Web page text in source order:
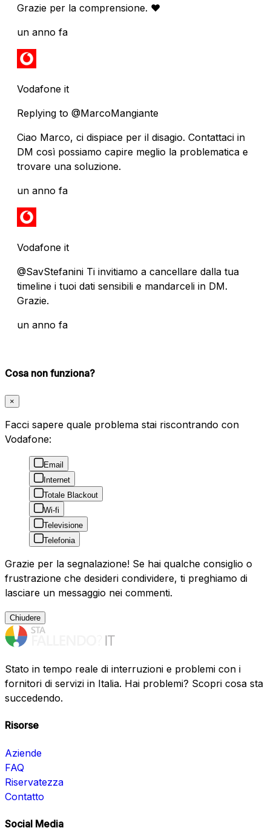
Grazie per la comprensione. ❤️
un anno fa
Vodafone it
Replying to @MarcoMangiante
Ciao Marco, ci dispiace per il disagio. Contattaci in
DM così possiamo capire meglio la problematica e
trovare una soluzione.
un anno fa
Vodafone it
@SavStefanini Ti invitiamo a cancellare dalla tua
timeline i tuoi dati sensibili e mandarceli in DM.
Grazie.
un anno fa
Cosa non funziona?
×
Facci sapere quale problema stai riscontrando con
Vodafone:
Email
Internet
Totale Blackout
Wi-fi
Televisione
Telefonia
Grazie per la segnalazione! Se hai qualche consiglio o
frustrazione che desideri condividere, ti preghiamo di
lasciare un messaggio nei commenti.
Chiudere
Stato in tempo reale di interruzioni e problemi con i
fornitori di servizi in Italia. Hai problemi? Scopri cosa sta
succedendo.
Risorse
Aziende
FAQ
Riservatezza
Contatto
Social Media